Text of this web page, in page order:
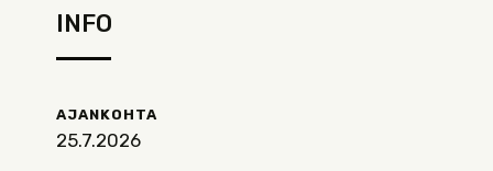
INFO
AJANKOHTA
25.7.2026